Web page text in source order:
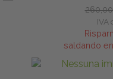
IVA
saldando